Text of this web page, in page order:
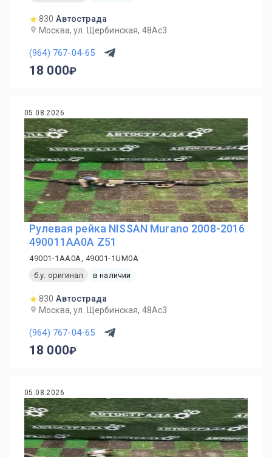
830 Автострада
Москва, ул. Щербинская, 48Ас3
(964) 767-04-65
18 000
05.08.2026
Рулевая рейка NISSAN Murano 2008-2016
490011AA0A Z51
49001-1AA0A, 49001-1UM0A
б.у. оригинал
в наличии
830 Автострада
Москва, ул. Щербинская, 48Ас3
(964) 767-04-65
18 000
05.08.2026